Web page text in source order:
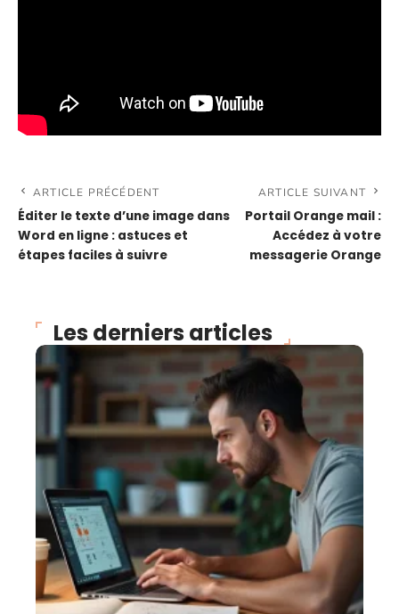
ARTICLE PRÉCÉDENT
Éditer le texte d’une image dans
Word en ligne : astuces et
étapes faciles à suivre
ARTICLE SUIVANT
Portail Orange mail :
Accédez à votre
messagerie Orange
Les derniers articles